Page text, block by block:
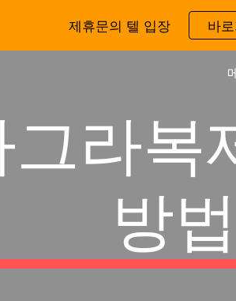
to main content제휴문의 텔 입장 바
라복
방법